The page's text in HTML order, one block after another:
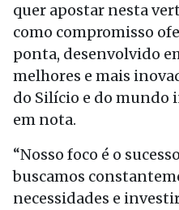
quer apostar nesta
como compromisso
ponta, desenvolvido
melhores e mais
do Silício e do mundo
em nota.
“Nosso foco é o
buscamos
necessidades e